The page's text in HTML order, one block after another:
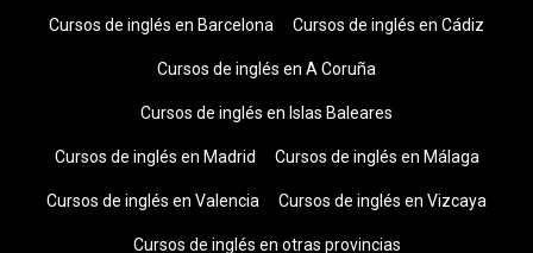
Cursos de inglés en Barcelona Cursos de inglés en Cádiz
Cursos de inglés en A Coruña
Cursos de inglés en Islas Baleares
Cursos de inglés en Madrid Cursos de inglés en Málaga
Cursos de inglés en Valencia Cursos de inglés en Vizcaya
Cursos de inglés en otras provincias